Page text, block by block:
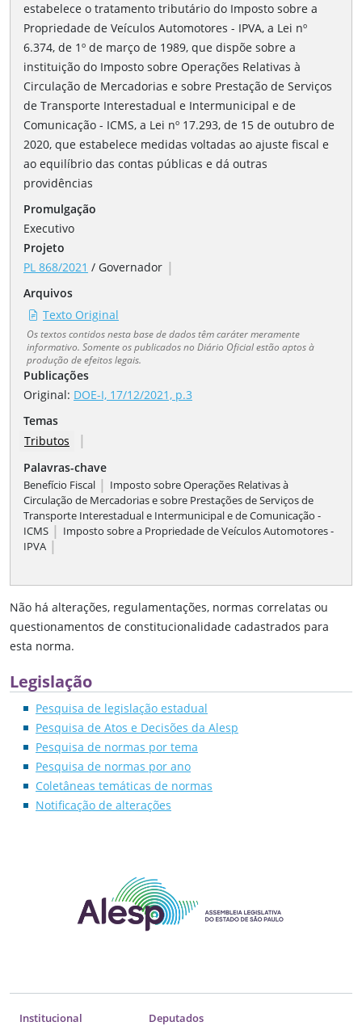
estabelece o tratamento tributário do Imposto sobre a
Propriedade de Veículos Automotores - IPVA, a Lei nº
6.374, de 1º de março de 1989, que dispõe sobre a
instituição do Imposto sobre Operações Relativas à
Circulação de Mercadorias e sobre Prestação de Serviços
de Transporte Interestadual e Intermunicipal e de
Comunicação - ICMS, a Lei nº 17.293, de 15 de outubro de
2020, que estabelece medidas voltadas ao ajuste fiscal e
ao equilíbrio das contas públicas e dá outras
providências
Promulgação
Executivo
Projeto
PL 868/2021 / Governador |
Arquivos
Texto Original
Os textos contidos nesta base de dados têm caráter meramente
informativo. Somente os publicados no Diário Oficial estão aptos à
produção de efeitos legais.
Publicações
Original: DOE-I, 17/12/2021, p.3
Temas
Tributos
|
Palavras-chave
Benefício Fiscal | Imposto sobre Operações Relativas à
Circulação de Mercadorias e sobre Prestações de Serviços de
Transporte Interestadual e Intermunicipal e de Comunicação -
ICMS | Imposto sobre a Propriedade de Veículos Automotores -
IPVA |
Não há alterações, regulamentações, normas correlatas ou
questionamentos de constitucionalidade cadastrados para
esta norma.
Legislação
Pesquisa de legislação estadual
Pesquisa de Atos e Decisões da Alesp
Pesquisa de normas por tema
Pesquisa de normas por ano
Coletâneas temáticas de normas
Notificação de alterações
Institucional
Deputados